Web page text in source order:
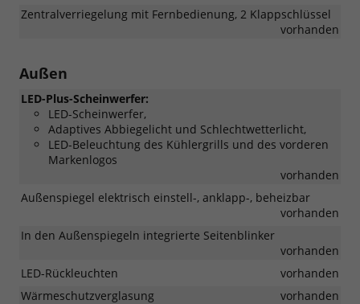
Zentralverriegelung mit Fernbedienung, 2 Klappschlüssel
vorhanden
Außen
LED-Plus-Scheinwerfer:
LED-Scheinwerfer,
Adaptives Abbiegelicht und Schlechtwetterlicht,
LED-Beleuchtung des Kühlergrills und des vorderen
Markenlogos
vorhanden
Außenspiegel elektrisch einstell-, anklapp-, beheizbar
vorhanden
In den Außenspiegeln integrierte Seitenblinker
vorhanden
LED-Rückleuchten
vorhanden
Wärmeschutzverglasung
vorhanden